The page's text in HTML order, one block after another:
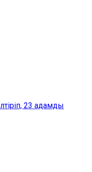
23 адамды